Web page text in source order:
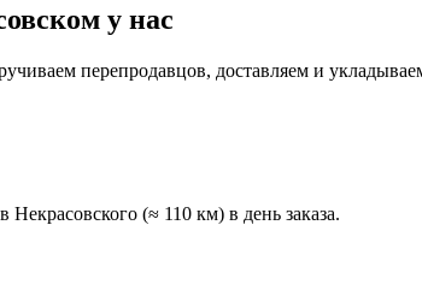
у нас
перепродавцов, доставляем и
(≈ 110 км) в день заказа.